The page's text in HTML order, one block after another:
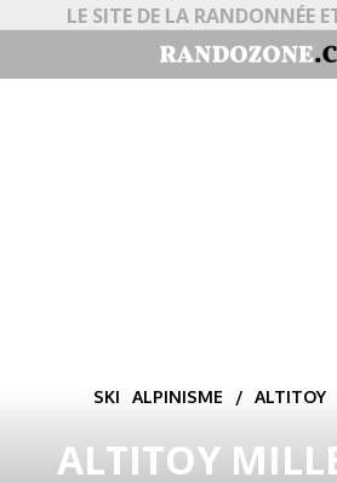
LE SITE DE LA RANDONNÉE
SKI ALPINISME / ALTITOY
ALTITOY